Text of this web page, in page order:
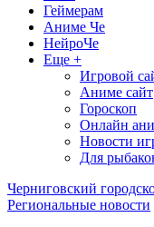
Геймерам
Аниме Че
НейроЧе
Еще +
Игровой
Аниме сайт
Гороскоп
Онлайн
Новости
Для
Черниговский
Региональные новости